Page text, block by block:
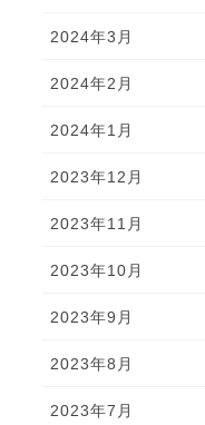
2024年3月
2024年2月
2024年1月
2023年12月
2023年11月
2023年10月
2023年9月
2023年8月
2023年7月